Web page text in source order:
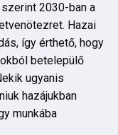
2030-ban a
Hazai
így érthető, hogy
betelepülő
ugyanis
hazájukban
munkába